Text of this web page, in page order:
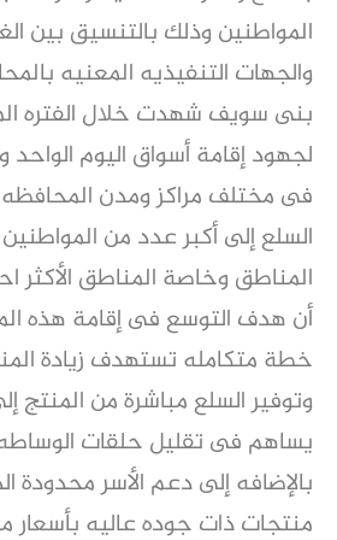
المواطنين وذلك بالتنسيق بين
والجهات التنفيذيه المعنيه
بنى سويف شهدت خلال الفتره
لجهود إقامة أسواق اليوم
فى مختلف مراكز ومدن
السلع إلى أكبر عدد من
المناطق وخاصة المناطق الأكثر
أن هدف التوسع فى إقامة هذه
خطة متكامله تستهدف زيادة
وتوفير السلع مباشرة من المنتج
يساهم فى تقليل حلقات
بالإضافه إلى دعم الأسر محدودة
منتجات ذات جوده عاليه بأسعار